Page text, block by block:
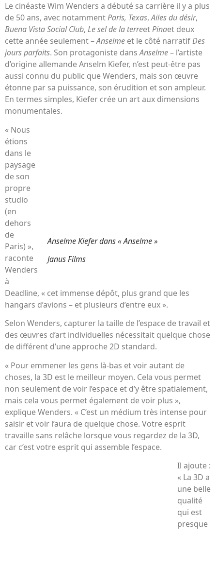
Le cinéaste Wim Wenders a débuté sa carrière il y a plus
de 50 ans, avec notammentParis, Texas,Ailes du désir,
Buena Vista Social Club, Le sel de la terreetPinaet deux
cette année seulement –Anselme et le côté narratifDes
jours parfaits. Son protagoniste dansAnselme– l’artiste
d’origine allemande Anselm Kiefer, n’est peut-être pas
aussi connu du public que Wenders, mais son œuvre
étonne par sa puissance, son érudition et son ampleur.
En termes simples, Kiefer crée un art aux dimensions
monumentales.
Anselme Kiefer dans « Anselme »
Janus Films
« Nous
étions
dans le
paysage
de son
propre
studio
(en
dehors
de
Paris) »,
raconte
Wenders
à
Deadline, « cet immense dépôt, plus grand que les
hangars d’avions – et plusieurs d’entre eux ».
Selon Wenders, capturer la taille de l’espace de travail et
des œuvres d’art individuelles nécessitait quelque chose
de différent d’une approche 2D standard.
« Pour emmener les gens là-bas et voir autant de
choses, la 3D est le meilleur moyen. Cela vous permet
non seulement de voir l’espace et d’y être spatialement,
mais cela vous permet également de voir plus »,
explique Wenders. « C’est un médium très intense pour
saisir et voir l’aura de quelque chose. Votre esprit
travaille sans relâche lorsque vous regardez de la 3D,
car c’est votre esprit qui assemble l’espace.
Il ajoute :
« La 3D a
une belle
qualité
qui est
presque